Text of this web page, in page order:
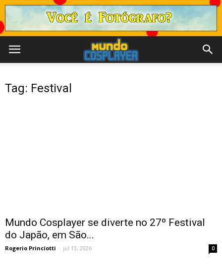
Tag: Festival
Mundo Cosplayer se diverte no 27º Festival
do Japão, em São...
Rogerio Princiotti - jul 13, 2026 0